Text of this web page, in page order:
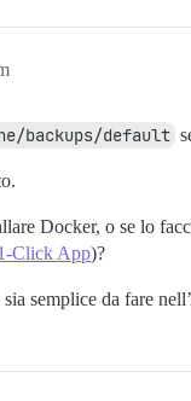
backups/default
Docker, o se lo
Click App)?
semplice da fare